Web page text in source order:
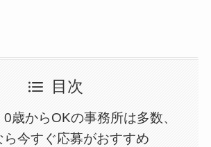
目次
0歳からOKの事務所は多数、
ら今すぐ応募がおすすめ